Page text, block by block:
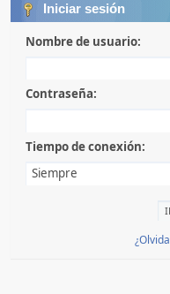
Iniciar sesión
Nombre de usuario:
Contraseña:
Tiempo de conexión: